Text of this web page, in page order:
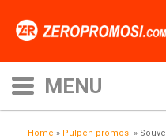
Home » Pulpen promosi »